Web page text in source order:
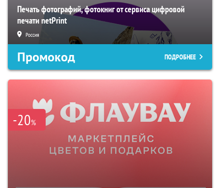
Печать фотографий, фотокниг от сервиса цифровой
печати netPrint
Россия
Промокод ПОДРОБНЕЕ
-20%